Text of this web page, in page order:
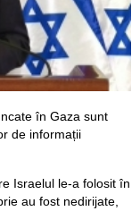
în Gaza sunt
de informații
Israelul le-a folosit în
au fost nedirijate,